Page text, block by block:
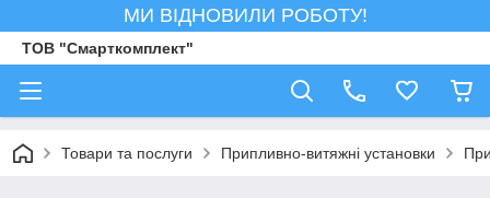
МИ ВІДНОВИЛИ РОБОТУ!
ТОВ "Смарткомплект"
Товари та послуги Припливно-витяжні установки